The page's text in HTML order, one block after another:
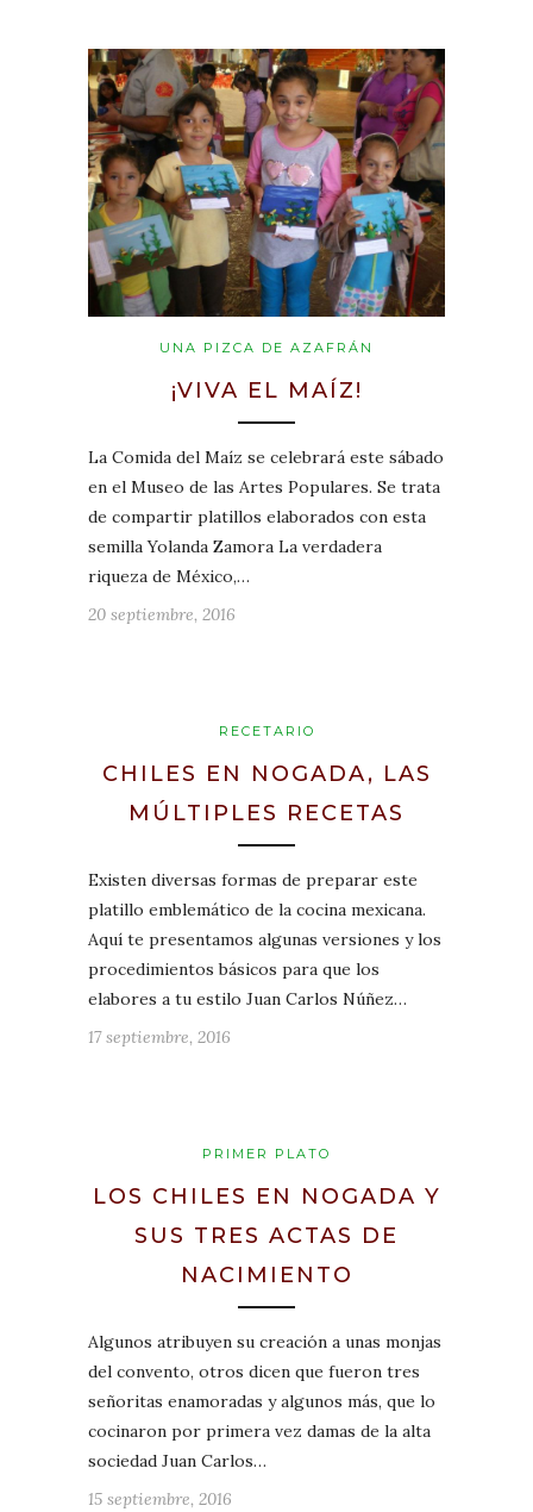
UNA PIZCA DE AZAFRÁN
¡VIVA EL MAÍZ!
La Comida del Maíz se celebrará este sábado
en el Museo de las Artes Populares. Se trata
de compartir platillos elaborados con esta
semilla Yolanda Zamora La verdadera
riqueza de México,…
20 septiembre, 2016
RECETARIO
CHILES EN NOGADA, LAS
MÚLTIPLES RECETAS
Existen diversas formas de preparar este
platillo emblemático de la cocina mexicana.
Aquí te presentamos algunas versiones y los
procedimientos básicos para que los
elabores a tu estilo Juan Carlos Núñez…
17 septiembre, 2016
PRIMER PLATO
LOS CHILES EN NOGADA Y
SUS TRES ACTAS DE
NACIMIENTO
Algunos atribuyen su creación a unas monjas
del convento, otros dicen que fueron tres
señoritas enamoradas y algunos más, que lo
cocinaron por primera vez damas de la alta
sociedad Juan Carlos…
15 septiembre, 2016